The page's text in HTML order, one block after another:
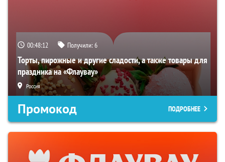
00:48:11 Получили:6
Торты, пирожные и другие сладости, а также товары для
праздника на «Флаувау»
Россия
Промокод ПОДРОБНЕЕ